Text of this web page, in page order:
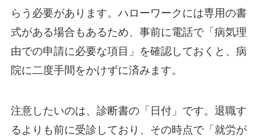
らう必要があります。ハローワークには専用の書
式がある場合もあるため、事前に電話で「病気理
由での申請に必要な項目」を確認しておくと、病
院に二度手間をかけずに済みます。
注意したいのは、診断書の「日付」です。退職す
るよりも前に受診しており、その時点で「就労が